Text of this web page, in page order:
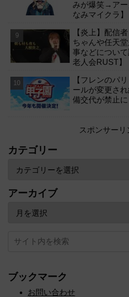
みが爆笑→アー
なみマイクラ】
【炎上】配信
ちゃんや任天
事などについ
老人会RUST】
【フレンのパ
ールが変更さ
備交代が禁止に
スポンサーリ
カテゴリー
アーカイブ
ブックマーク
お問い合わせ